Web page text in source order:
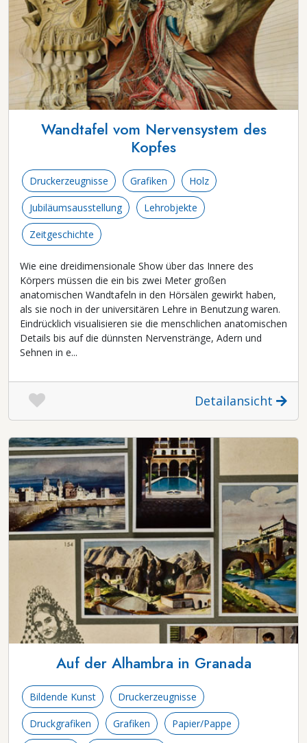
Wandtafel vom Nervensystem des
Kopfes
Druckerzeugnisse Grafiken Holz
Jubiläumsausstellung Lehrobjekte
Zeitgeschichte
Wie eine dreidimensionale Show über das Innere des
Körpers müssen die ein bis zwei Meter großen
anatomischen Wandtafeln in den Hörsälen gewirkt haben,
als sie noch in der universitären Lehre in Benutzung waren.
Eindrücklich visualisieren sie die menschlichen anatomischen
Details bis auf die dünnsten Nervenstränge, Adern und
Sehnen in e...
Detailansicht
Auf der Alhambra in Granada
Bildende Kunst Druckerzeugnisse
Druckgrafiken Grafiken Papier/Pappe